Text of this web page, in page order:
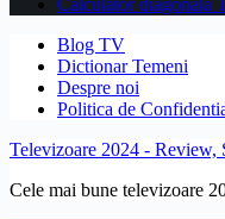
Calculator diagonala
Blog TV
Dictionar Temeni
Despre noi
Politica de
Televizoare 2024 - Review,
Cele mai bune televizoare